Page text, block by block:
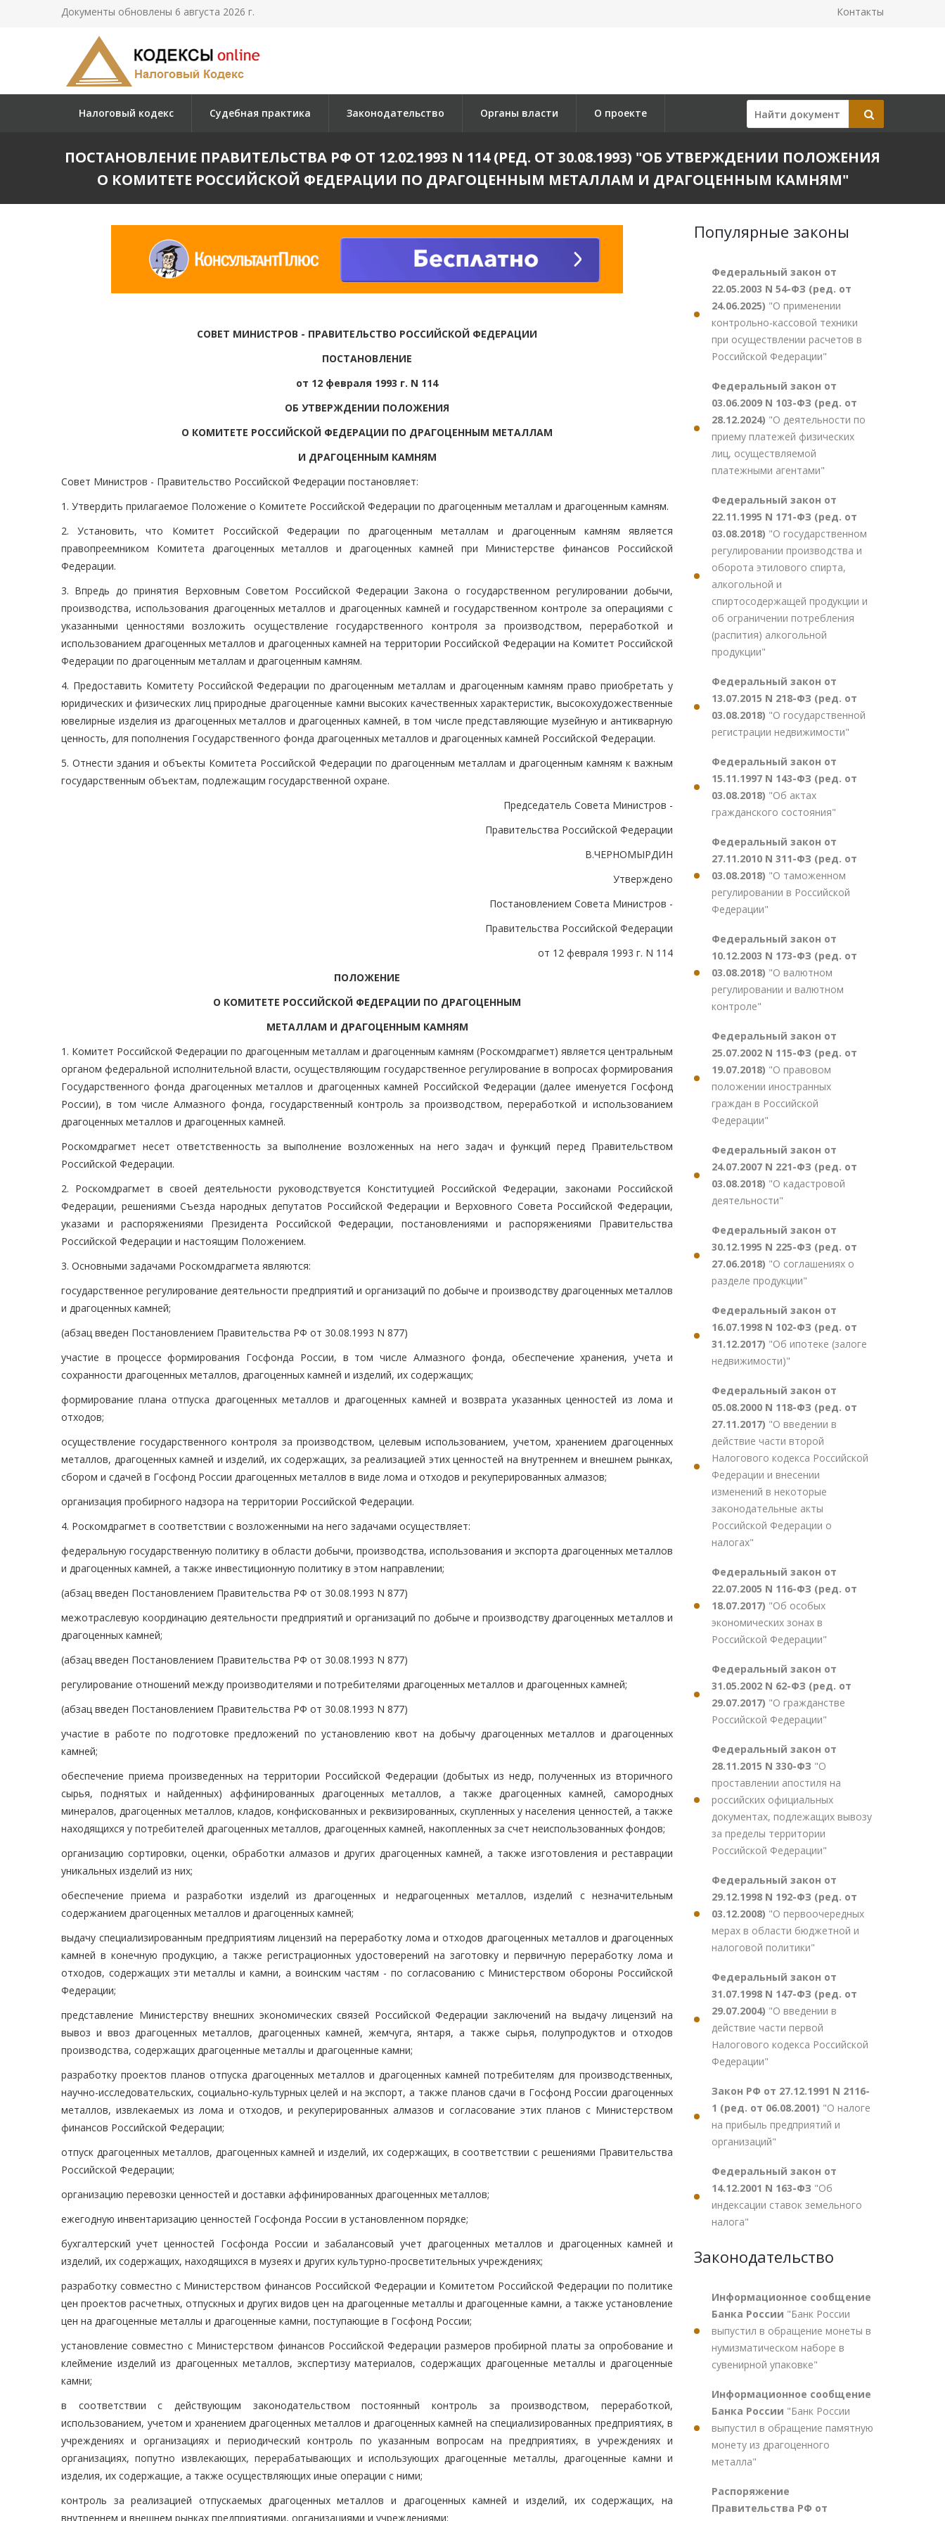
Документы обновлены 6 августа 2026 г. Контакты
Налоговый кодекс Судебная практика Законодательство Органы власти О проекте
ПОСТАНОВЛЕНИЕ ПРАВИТЕЛЬСТВА РФ ОТ 12.02.1993 N 114 (РЕД. ОТ 30.08.1993) "ОБ УТВЕРЖДЕНИИ ПОЛОЖЕНИЯ
О КОМИТЕТЕ РОССИЙСКОЙ ФЕДЕРАЦИИ ПО ДРАГОЦЕННЫМ МЕТАЛЛАМ И ДРАГОЦЕННЫМ КАМНЯМ"
СОВЕТ МИНИСТРОВ - ПРАВИТЕЛЬСТВО РОССИЙСКОЙ ФЕДЕРАЦИИ
ПОСТАНОВЛЕНИЕ
от 12 февраля 1993 г. N 114
ОБ УТВЕРЖДЕНИИ ПОЛОЖЕНИЯ
О КОМИТЕТЕ РОССИЙСКОЙ ФЕДЕРАЦИИ ПО ДРАГОЦЕННЫМ МЕТАЛЛАМ
И ДРАГОЦЕННЫМ КАМНЯМ
Совет Министров - Правительство Российской Федерации постановляет:
1. Утвердить прилагаемое Положение о Комитете Российской Федерации по драгоценным металлам и драгоценным камням.
2. Установить, что Комитет Российской Федерации по драгоценным металлам и драгоценным камням является
правопреемником Комитета драгоценных металлов и драгоценных камней при Министерстве финансов Российской
Федерации.
3. Впредь до принятия Верховным Советом Российской Федерации Закона о государственном регулировании добычи,
производства, использования драгоценных металлов и драгоценных камней и государственном контроле за операциями с
указанными ценностями возложить осуществление государственного контроля за производством, переработкой и
использованием драгоценных металлов и драгоценных камней на территории Российской Федерации на Комитет Российской
Федерации по драгоценным металлам и драгоценным камням.
4. Предоставить Комитету Российской Федерации по драгоценным металлам и драгоценным камням право приобретать у
юридических и физических лиц природные драгоценные камни высоких качественных характеристик, высокохудожественные
ювелирные изделия из драгоценных металлов и драгоценных камней, в том числе представляющие музейную и антикварную
ценность, для пополнения Государственного фонда драгоценных металлов и драгоценных камней Российской Федерации.
5. Отнести здания и объекты Комитета Российской Федерации по драгоценным металлам и драгоценным камням к важным
государственным объектам, подлежащим государственной охране.
Председатель Совета Министров -
Правительства Российской Федерации
В.ЧЕРНОМЫРДИН
Утверждено
Постановлением Совета Министров -
Правительства Российской Федерации
от 12 февраля 1993 г. N 114
ПОЛОЖЕНИЕ
О КОМИТЕТЕ РОССИЙСКОЙ ФЕДЕРАЦИИ ПО ДРАГОЦЕННЫМ
МЕТАЛЛАМ И ДРАГОЦЕННЫМ КАМНЯМ
1. Комитет Российской Федерации по драгоценным металлам и драгоценным камням (Роскомдрагмет) является центральным
органом федеральной исполнительной власти, осуществляющим государственное регулирование в вопросах формирования
Государственного фонда драгоценных металлов и драгоценных камней Российской Федерации (далее именуется Госфонд
России), в том числе Алмазного фонда, государственный контроль за производством, переработкой и использованием
драгоценных металлов и драгоценных камней.
Роскомдрагмет несет ответственность за выполнение возложенных на него задач и функций перед Правительством
Российской Федерации.
2. Роскомдрагмет в своей деятельности руководствуется Конституцией Российской Федерации, законами Российской
Федерации, решениями Съезда народных депутатов Российской Федерации и Верховного Совета Российской Федерации,
указами и распоряжениями Президента Российской Федерации, постановлениями и распоряжениями Правительства
Российской Федерации и настоящим Положением.
3. Основными задачами Роскомдрагмета являются:
государственное регулирование деятельности предприятий и организаций по добыче и производству драгоценных металлов
и драгоценных камней;
(абзац введен Постановлением Правительства РФ от 30.08.1993 N 877)
участие в процессе формирования Госфонда России, в том числе Алмазного фонда, обеспечение хранения, учета и
сохранности драгоценных металлов, драгоценных камней и изделий, их содержащих;
формирование плана отпуска драгоценных металлов и драгоценных камней и возврата указанных ценностей из лома и
отходов;
осуществление государственного контроля за производством, целевым использованием, учетом, хранением драгоценных
металлов, драгоценных камней и изделий, их содержащих, за реализацией этих ценностей на внутреннем и внешнем рынках,
сбором и сдачей в Госфонд России драгоценных металлов в виде лома и отходов и рекуперированных алмазов;
организация пробирного надзора на территории Российской Федерации.
4. Роскомдрагмет в соответствии с возложенными на него задачами осуществляет:
федеральную государственную политику в области добычи, производства, использования и экспорта драгоценных металлов
и драгоценных камней, а также инвестиционную политику в этом направлении;
(абзац введен Постановлением Правительства РФ от 30.08.1993 N 877)
межотраслевую координацию деятельности предприятий и организаций по добыче и производству драгоценных металлов и
драгоценных камней;
(абзац введен Постановлением Правительства РФ от 30.08.1993 N 877)
регулирование отношений между производителями и потребителями драгоценных металлов и драгоценных камней;
(абзац введен Постановлением Правительства РФ от 30.08.1993 N 877)
участие в работе по подготовке предложений по установлению квот на добычу драгоценных металлов и драгоценных
камней;
обеспечение приема произведенных на территории Российской Федерации (добытых из недр, полученных из вторичного
сырья, поднятых и найденных) аффинированных драгоценных металлов, а также драгоценных камней, самородных
минералов, драгоценных металлов, кладов, конфискованных и реквизированных, скупленных у населения ценностей, а также
находящихся у потребителей драгоценных металлов, драгоценных камней, накопленных за счет неиспользованных фондов;
организацию сортировки, оценки, обработки алмазов и других драгоценных камней, а также изготовления и реставрации
уникальных изделий из них;
обеспечение приема и разработки изделий из драгоценных и недрагоценных металлов, изделий с незначительным
содержанием драгоценных металлов и драгоценных камней;
выдачу специализированным предприятиям лицензий на переработку лома и отходов драгоценных металлов и драгоценных
камней в конечную продукцию, а также регистрационных удостоверений на заготовку и первичную переработку лома и
отходов, содержащих эти металлы и камни, а воинским частям - по согласованию с Министерством обороны Российской
Федерации;
представление Министерству внешних экономических связей Российской Федерации заключений на выдачу лицензий на
вывоз и ввоз драгоценных металлов, драгоценных камней, жемчуга, янтаря, а также сырья, полупродуктов и отходов
производства, содержащих драгоценные металлы и драгоценные камни;
разработку проектов планов отпуска драгоценных металлов и драгоценных камней потребителям для производственных,
научно-исследовательских, социально-культурных целей и на экспорт, а также планов сдачи в Госфонд России драгоценных
металлов, извлекаемых из лома и отходов, и рекуперированных алмазов и согласование этих планов с Министерством
финансов Российской Федерации;
отпуск драгоценных металлов, драгоценных камней и изделий, их содержащих, в соответствии с решениями Правительства
Российской Федерации;
организацию перевозки ценностей и доставки аффинированных драгоценных металлов;
ежегодную инвентаризацию ценностей Госфонда России в установленном порядке;
бухгалтерский учет ценностей Госфонда России и забалансовый учет драгоценных металлов и драгоценных камней и
изделий, их содержащих, находящихся в музеях и других культурно-просветительных учреждениях;
разработку совместно с Министерством финансов Российской Федерации и Комитетом Российской Федерации по политике
цен проектов расчетных, отпускных и других видов цен на драгоценные металлы и драгоценные камни, а также установление
цен на драгоценные металлы и драгоценные камни, поступающие в Госфонд России;
установление совместно с Министерством финансов Российской Федерации размеров пробирной платы за опробование и
клеймение изделий из драгоценных металлов, экспертизу материалов, содержащих драгоценные металлы и драгоценные
камни;
в соответствии с действующим законодательством постоянный контроль за производством, переработкой,
использованием, учетом и хранением драгоценных металлов и драгоценных камней на специализированных предприятиях, в
учреждениях и организациях и периодический контроль по указанным вопросам на предприятиях, в учреждениях и
организациях, попутно извлекающих, перерабатывающих и использующих драгоценные металлы, драгоценные камни и
изделия, их содержащие, а также осуществляющих иные операции с ними;
контроль за реализацией отпускаемых драгоценных металлов и драгоценных камней и изделий, их содержащих, на
внутреннем и внешнем рынках предприятиями, организациями и учреждениями;
Популярные законы
Федеральный закон от
22.05.2003 N 54-ФЗ (ред. от
24.06.2025) "О применении
контрольно-кассовой техники
при осуществлении расчетов в
Российской Федерации"
Федеральный закон от
03.06.2009 N 103-ФЗ (ред. от
28.12.2024) "О деятельности по
приему платежей физических
лиц, осуществляемой
платежными агентами"
Федеральный закон от
22.11.1995 N 171-ФЗ (ред. от
03.08.2018) "О государственном
регулировании производства и
оборота этилового спирта,
алкогольной и
спиртосодержащей продукции и
об ограничении потребления
(распития) алкогольной
продукции"
Федеральный закон от
13.07.2015 N 218-ФЗ (ред. от
03.08.2018) "О государственной
регистрации недвижимости"
Федеральный закон от
15.11.1997 N 143-ФЗ (ред. от
03.08.2018) "Об актах
гражданского состояния"
Федеральный закон от
27.11.2010 N 311-ФЗ (ред. от
03.08.2018) "О таможенном
регулировании в Российской
Федерации"
Федеральный закон от
10.12.2003 N 173-ФЗ (ред. от
03.08.2018) "О валютном
регулировании и валютном
контроле"
Федеральный закон от
25.07.2002 N 115-ФЗ (ред. от
19.07.2018) "О правовом
положении иностранных
граждан в Российской
Федерации"
Федеральный закон от
24.07.2007 N 221-ФЗ (ред. от
03.08.2018) "О кадастровой
деятельности"
Федеральный закон от
30.12.1995 N 225-ФЗ (ред. от
27.06.2018) "О соглашениях о
разделе продукции"
Федеральный закон от
16.07.1998 N 102-ФЗ (ред. от
31.12.2017) "Об ипотеке (залоге
недвижимости)"
Федеральный закон от
05.08.2000 N 118-ФЗ (ред. от
27.11.2017) "О введении в
действие части второй
Налогового кодекса Российской
Федерации и внесении
изменений в некоторые
законодательные акты
Российской Федерации о
налогах"
Федеральный закон от
22.07.2005 N 116-ФЗ (ред. от
18.07.2017) "Об особых
экономических зонах в
Российской Федерации"
Федеральный закон от
31.05.2002 N 62-ФЗ (ред. от
29.07.2017) "О гражданстве
Российской Федерации"
Федеральный закон от
28.11.2015 N 330-ФЗ "О
проставлении апостиля на
российских официальных
документах, подлежащих вывозу
за пределы территории
Российской Федерации"
Федеральный закон от
29.12.1998 N 192-ФЗ (ред. от
03.12.2008) "О первоочередных
мерах в области бюджетной и
налоговой политики"
Федеральный закон от
31.07.1998 N 147-ФЗ (ред. от
29.07.2004) "О введении в
действие части первой
Налогового кодекса Российской
Федерации"
Закон РФ от 27.12.1991 N 2116-
1 (ред. от 06.08.2001) "О налоге
на прибыль предприятий и
организаций"
Федеральный закон от
14.12.2001 N 163-ФЗ "Об
индексации ставок земельного
налога"
Законодательство
Информационное сообщение
Банка России "Банк России
выпустил в обращение монеты в
нумизматическом наборе в
сувенирной упаковке"
Информационное сообщение
Банка России "Банк России
выпустил в обращение памятную
монету из драгоценного
металла"
Распоряжение
Правительства РФ от